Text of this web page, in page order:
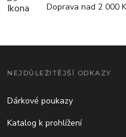
Doprava nad 2 000
NEJDŮLEŽITĚJŠÍ ODKAZY
Dárkové poukazy
Katalog k prohlížení